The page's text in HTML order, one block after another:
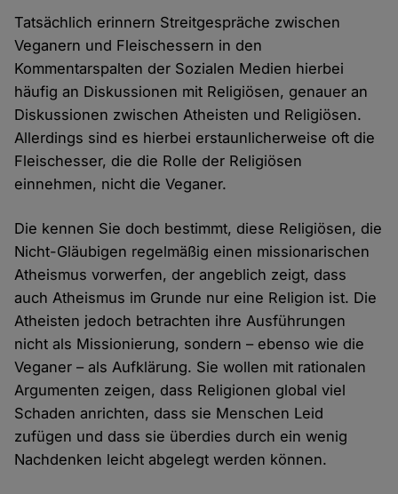
Tatsächlich erinnern Streitgespräche zwischen
Veganern und Fleischessern in den
Kommentarspalten der Sozialen Medien hierbei
häufig an Diskussionen mit Religiösen, genauer an
Diskussionen zwischen Atheisten und Religiösen.
Allerdings sind es hierbei erstaunlicherweise oft die
Fleischesser, die die Rolle der Religiösen
einnehmen, nicht die Veganer.
Die kennen Sie doch bestimmt, diese Religiösen, die
Nicht-Gläubigen regelmäßig einen missionarischen
Atheismus vorwerfen, der angeblich zeigt, dass
auch Atheismus im Grunde nur eine Religion ist. Die
Atheisten jedoch betrachten ihre Ausführungen
nicht als Missionierung, sondern – ebenso wie die
Veganer – als Aufklärung. Sie wollen mit rationalen
Argumenten zeigen, dass Religionen global viel
Schaden anrichten, dass sie Menschen Leid
zufügen und dass sie überdies durch ein wenig
Nachdenken leicht abgelegt werden können.